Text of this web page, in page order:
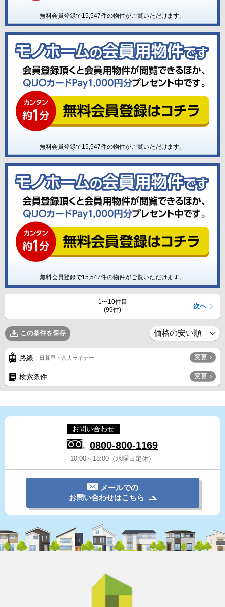
無料会員登録で15,547件の物件がご覧いただけます。
無料会員登録で15,547件の物件がご覧いただけます。
無料会員登録で15,547件の物件がご覧いただけます。
1〜10件目
(99件)
次へ
この条件を保存
路線 日暮里・舎人ライナー 変更
検索条件 変更
お問い合わせ
0800-800-1169
10:00～18:00（水曜日定休）
メールでの
お問い合わせはこちら